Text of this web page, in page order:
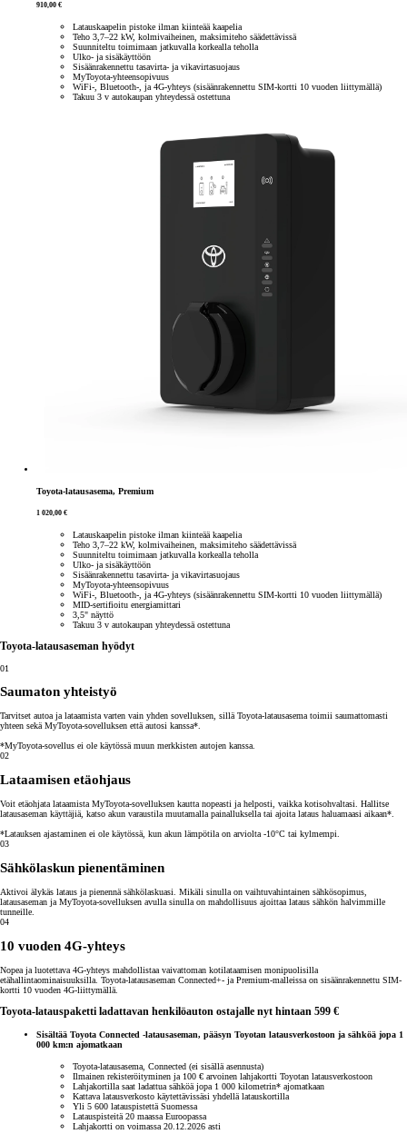
910,00 €
Latauskaapelin pistoke ilman kiinteää kaapelia
Teho 3,7–22 kW, kolmivaiheinen, maksimiteho säädettävissä
Suunniteltu toimimaan jatkuvalla korkealla teholla
Ulko- ja sisäkäyttöön
Sisäänrakennettu tasavirta- ja vikavirtasuojaus
MyToyota-yhteensopivuus
WiFi-, Bluetooth-, ja 4G-yhteys (sisäänrakennettu SIM-kortti 10 vuoden liittymällä)
Takuu 3 v autokaupan yhteydessä ostettuna
Toyota-latausasema, Premium
1 020,00 €
Latauskaapelin pistoke ilman kiinteää kaapelia
Teho 3,7–22 kW, kolmivaiheinen, maksimiteho säädettävissä
Suunniteltu toimimaan jatkuvalla korkealla teholla
Ulko- ja sisäkäyttöön
Sisäänrakennettu tasavirta- ja vikavirtasuojaus
MyToyota-yhteensopivuus
WiFi-, Bluetooth-, ja 4G-yhteys (sisäänrakennettu SIM-kortti 10 vuoden liittymällä)
MID-sertifioitu energiamittari
3,5" näyttö
Takuu 3 v autokaupan yhteydessä ostettuna
Toyota-latausaseman hyödyt
01
Saumaton yhteistyö
Tarvitset autoa ja lataamista varten vain yhden sovelluksen, sillä Toyota-latausasema toimii saumattomasti
yhteen sekä MyToyota-sovelluksen että autosi kanssa*.
*MyToyota-sovellus ei ole käytössä muun merkkisten autojen kanssa.
02
Lataamisen etäohjaus
Voit etäohjata lataamista MyToyota-sovelluksen kautta nopeasti ja helposti, vaikka kotisohvaltasi. Hallitse
latausaseman käyttäjiä, katso akun varaustila muutamalla painalluksella tai ajoita lataus haluamaasi aikaan*.
*Latauksen ajastaminen ei ole käytössä, kun akun lämpötila on arviolta -10°C tai kylmempi.
03
Sähkölaskun pienentäminen
Aktivoi älykäs lataus ja pienennä sähkölaskuasi. Mikäli sinulla on vaihtuvahintainen sähkösopimus,
latausaseman ja MyToyota-sovelluksen avulla sinulla on mahdollisuus ajoittaa lataus sähkön halvimmille
tunneille.
04
10 vuoden 4G-yhteys
Nopea ja luotettava 4G-yhteys mahdollistaa vaivattoman kotilataamisen monipuolisilla
etähallintaominaisuuksilla. Toyota-latausaseman Connected+- ja Premium-malleissa on sisäänrakennettu SIM-
kortti 10 vuoden 4G-liittymällä.
Toyota-latauspaketti ladattavan henkilöauton ostajalle nyt hintaan 599 €
Sisältää Toyota Connected -latausaseman, pääsyn Toyotan latausverkostoon ja sähköä jopa 1
000 km:n ajomatkaan
Toyota-latausasema, Connected (ei sisällä asennusta)
Ilmainen rekisteröityminen ja 100 € arvoinen lahjakortti Toyotan latausverkostoon
Lahjakortilla saat ladattua sähköä jopa 1 000 kilometrin* ajomatkaan
Kattava latausverkosto käytettävissäsi yhdellä latauskortilla
Yli 5 600 latauspistettä Suomessa
Latauspisteitä 20 maassa Euroopassa
Lahjakortti on voimassa 20.12.2026 asti